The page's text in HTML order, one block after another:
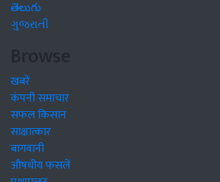
తెలుగు
ગુજરાતી
Browse
खबरें
कंपनी समाचार
सफल किसान
साक्षात्कार
बागवानी
औषधीय फसलें